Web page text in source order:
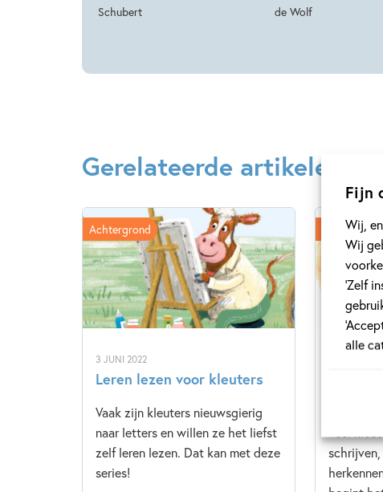
Fijn
Wij,
Wij
‘Zelf
alle
Schubert
de Wolf
Gerelateerde artikelen
3 JUNI 2022
Leren lezen voor kleuters
Vaak zijn kleuters nieuwsgierig
naar letters en willen ze het liefst
zelf leren lezen. Dat kan met deze
series!
Achtergrond
AVI-
Veel
Achtergrond